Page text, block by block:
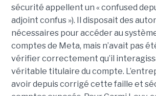
sécurité appellent un « confused
adjoint confus »). Il disposait des
nécessaires pour accéder au
comptes de Meta, mais n’avait pas
vérifier correctement qu’il
véritable titulaire du compte.
avoir depuis corrigé cette faille et